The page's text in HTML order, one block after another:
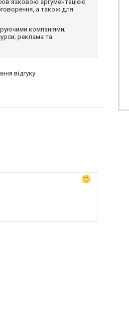
аргументацією
а також для
компаніями;
реклама та
відгуку